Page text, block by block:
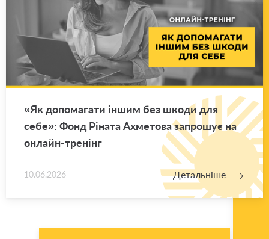
«Як до­по­ма­га­ти іншим без шкоди для
себе»: Фонд Рі­на­та Ахме­то­ва за­про­шує на
он­лайн-тре­нінг
10.06.2026 Детальніше